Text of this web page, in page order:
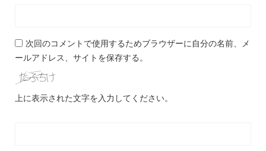
次回のコメントで使用するためブラウザーに自分の名前、メ
ールアドレス、サイトを保存する。
上に表示された文字を入力してください。